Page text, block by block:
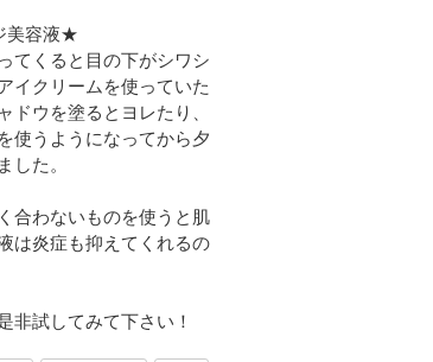
美容液★
てくると目の下がシワシ
イクリームを使っていた
ウを塗るとヨレたり、
使うようになってから夕
した。
合わないものを使うと肌
は炎症も抑えてくれるの
非試してみて下さい！